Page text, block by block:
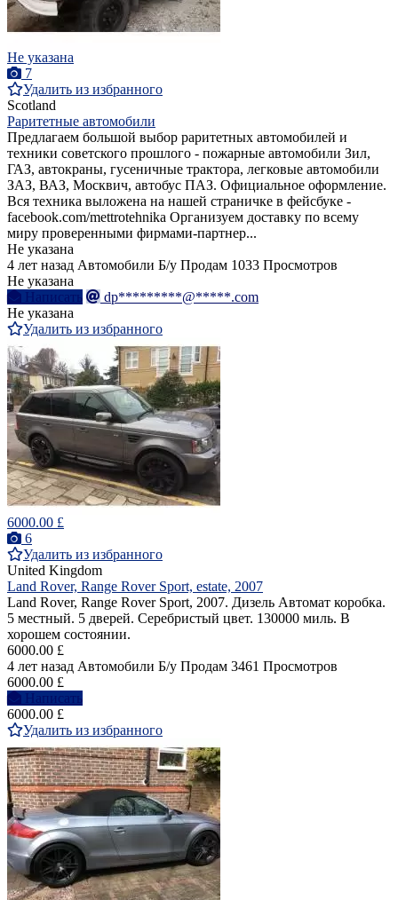
Не указана
7
Удалить из избранного
Scotland
Раритетные автомобили
Предлагаем большой выбор раритетных автомобилей и
техники советского прошлого - пожарные автомобили Зил,
ГАЗ, автокраны, гусеничные трактора, легковые автомобили
ЗАЗ, ВАЗ, Москвич, автобус ПАЗ. Официальное оформление.
Вся техника выложена на нашей страничке в фейсбуке -
facebook.com/mettrotehnika Организуем доставку по всему
миру проверенными фирмами-партнер...
Не указана
4 лет назад Автомобили Б/у Продам 1033 Просмотров
Не указана
Написать
dp*********@*****.com
Не указана
Удалить из избранного
6000.00 £
6
Удалить из избранного
United Kingdom
Land Rover, Range Rover Sport, estate, 2007
Land Rover, Range Rover Sport, 2007. Дизель Автомат коробка.
5 местный. 5 дверей. Серебристый цвет. 130000 миль. В
хорошем состоянии.
6000.00 £
4 лет назад Автомобили Б/у Продам 3461 Просмотров
6000.00 £
Написать
6000.00 £
Удалить из избранного